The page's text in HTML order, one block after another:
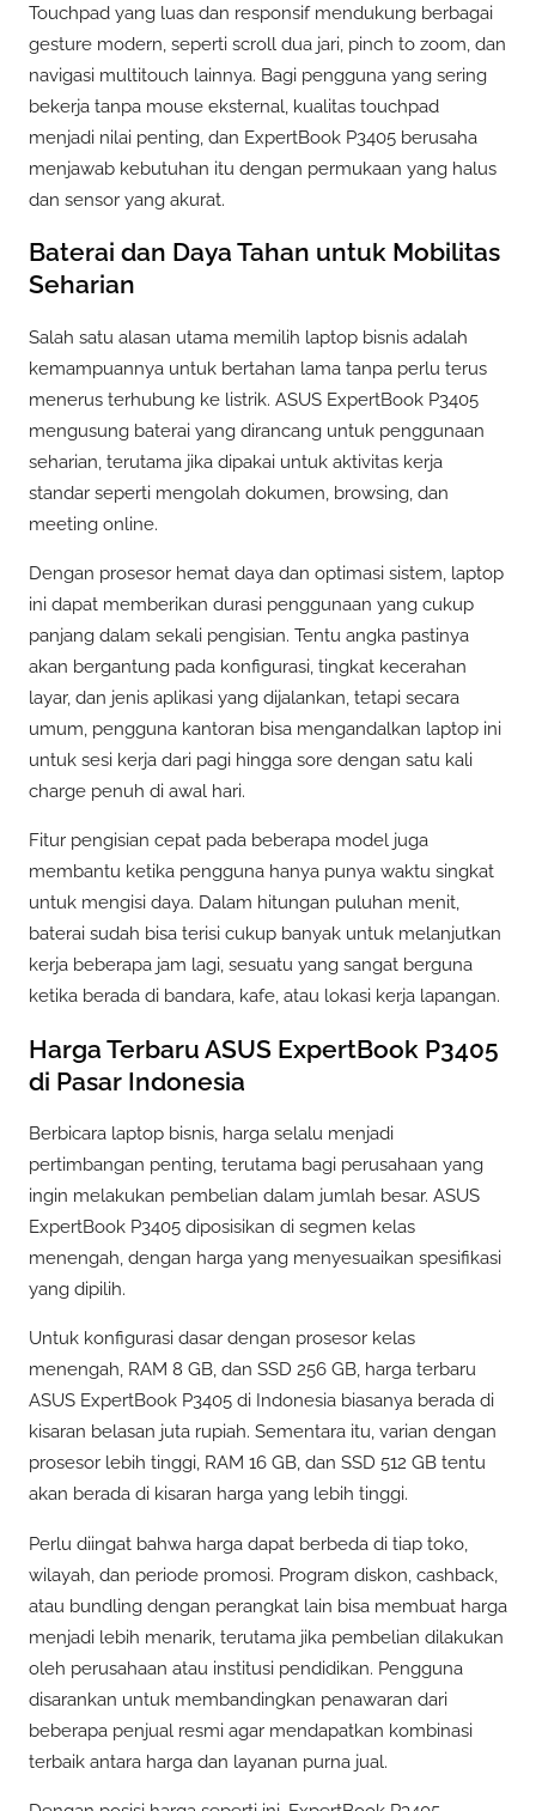
Touchpad yang luas dan responsif mendukung berbagai
gesture modern, seperti scroll dua jari, pinch to zoom, dan
navigasi multitouch lainnya. Bagi pengguna yang sering
bekerja tanpa mouse eksternal, kualitas touchpad
menjadi nilai penting, dan ExpertBook P3405 berusaha
menjawab kebutuhan itu dengan permukaan yang halus
dan sensor yang akurat.
Baterai dan Daya Tahan untuk Mobilitas
Seharian
Salah satu alasan utama memilih laptop bisnis adalah
kemampuannya untuk bertahan lama tanpa perlu terus
menerus terhubung ke listrik. ASUS ExpertBook P3405
mengusung baterai yang dirancang untuk penggunaan
seharian, terutama jika dipakai untuk aktivitas kerja
standar seperti mengolah dokumen, browsing, dan
meeting online.
Dengan prosesor hemat daya dan optimasi sistem, laptop
ini dapat memberikan durasi penggunaan yang cukup
panjang dalam sekali pengisian. Tentu angka pastinya
akan bergantung pada konfigurasi, tingkat kecerahan
layar, dan jenis aplikasi yang dijalankan, tetapi secara
umum, pengguna kantoran bisa mengandalkan laptop ini
untuk sesi kerja dari pagi hingga sore dengan satu kali
charge penuh di awal hari.
Fitur pengisian cepat pada beberapa model juga
membantu ketika pengguna hanya punya waktu singkat
untuk mengisi daya. Dalam hitungan puluhan menit,
baterai sudah bisa terisi cukup banyak untuk melanjutkan
kerja beberapa jam lagi, sesuatu yang sangat berguna
ketika berada di bandara, kafe, atau lokasi kerja lapangan.
Harga Terbaru ASUS ExpertBook P3405
di Pasar Indonesia
Berbicara laptop bisnis, harga selalu menjadi
pertimbangan penting, terutama bagi perusahaan yang
ingin melakukan pembelian dalam jumlah besar. ASUS
ExpertBook P3405 diposisikan di segmen kelas
menengah, dengan harga yang menyesuaikan spesifikasi
yang dipilih.
Untuk konfigurasi dasar dengan prosesor kelas
menengah, RAM 8 GB, dan SSD 256 GB, harga terbaru
ASUS ExpertBook P3405 di Indonesia biasanya berada di
kisaran belasan juta rupiah. Sementara itu, varian dengan
prosesor lebih tinggi, RAM 16 GB, dan SSD 512 GB tentu
akan berada di kisaran harga yang lebih tinggi.
Perlu diingat bahwa harga dapat berbeda di tiap toko,
wilayah, dan periode promosi. Program diskon, cashback,
atau bundling dengan perangkat lain bisa membuat harga
menjadi lebih menarik, terutama jika pembelian dilakukan
oleh perusahaan atau institusi pendidikan. Pengguna
disarankan untuk membandingkan penawaran dari
beberapa penjual resmi agar mendapatkan kombinasi
terbaik antara harga dan layanan purna jual.